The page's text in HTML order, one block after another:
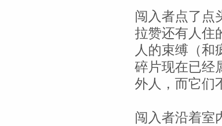
闯入者点了点
拉赞还有人住
人的束缚（和
碎片现在已经
外人，而它们
闯入者沿着室